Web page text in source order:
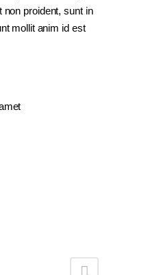
proident, sunt in
mollit anim id est